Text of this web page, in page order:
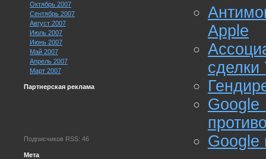
Октябрь 2007
Сентябрь 2007
Август 2007
Июль 2007
Июнь 2007
Май 2007
Апрель 2007
Март 2007
Партнерская реклама
Подписчиков RSS: 46
Мета
Apple
сделки
Google